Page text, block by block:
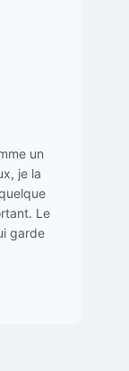
un
je la
Le
garde